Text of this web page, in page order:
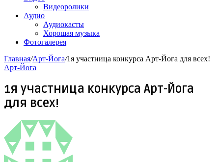
Видеоролики
Аудио
Аудиокасты
Хорошая музыка
Фотогалерея
Главная/Арт-Йога/1я участница конкурса Арт-Йога для всех!
Арт-Йога
1я участница конкурса Арт-Йога
для всех!